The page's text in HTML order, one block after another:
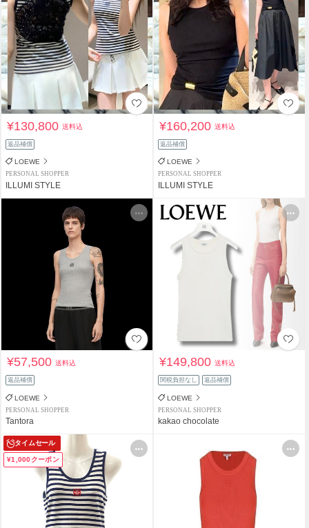
¥130,800送料込
返品補償
LOEWE
PERSONAL SHOPPER
ILLUMI STYLE
¥160,200送料込
返品補償
LOEWE
PERSONAL SHOPPER
ILLUMI STYLE
¥57,500送料込
返品補償
LOEWE
PERSONAL SHOPPER
Tantora
¥149,800送料込
関税負担なし 返品補償
LOEWE
PERSONAL SHOPPER
kakao chocolate
タイムセール
¥1,000クーポン